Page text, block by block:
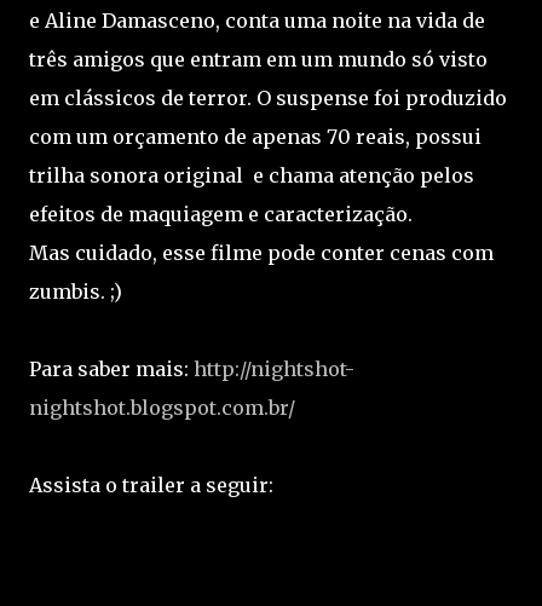
e Aline Damasceno, conta uma noite na vida de
três amigos que entram em um mundo só visto
em clássicos de terror. O suspense foi produzido
com um orçamento de apenas 70 reais, possui
trilha sonora original e chama atenção pelos
efeitos de maquiagem e caracterização.
Mas cuidado, esse filme pode conter cenas com
zumbis. ;)
Para saber mais: http://nightshot-
nightshot.blogspot.com.br/
Assista o trailer a seguir: